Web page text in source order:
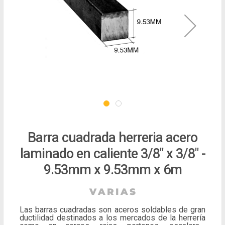
Barra cuadrada herreria acero
laminado en caliente 3/8" x 3/8" -
9.53mm x 9.53mm x 6m
Las barras cuadradas son aceros soldables de gran
ductilidad destinados a los mercados de la herrería